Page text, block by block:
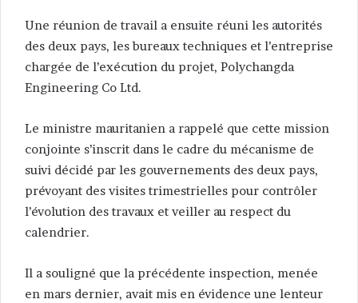
Une réunion de travail a ensuite réuni les autorités
des deux pays, les bureaux techniques et l’entreprise
chargée de l’exécution du projet, Polychangda
Engineering Co Ltd.
Le ministre mauritanien a rappelé que cette mission
conjointe s’inscrit dans le cadre du mécanisme de
suivi décidé par les gouvernements des deux pays,
prévoyant des visites trimestrielles pour contrôler
l’évolution des travaux et veiller au respect du
calendrier.
Il a souligné que la précédente inspection, menée
en mars dernier, avait mis en évidence une lenteur